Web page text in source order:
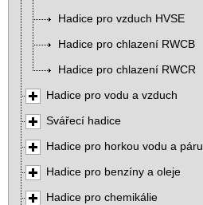
Hadice pro vzduch HVSE
Hadice pro chlazení RWCB
Hadice pro chlazení RWCR
Hadice pro vodu a vzduch
Svářecí hadice
Hadice pro horkou vodu a páru
Hadice pro benzíny a oleje
Hadice pro chemikálie